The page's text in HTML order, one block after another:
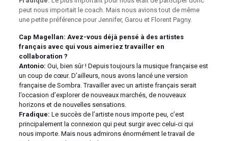
peut nous importait le coach. Mais nous avions tout de même
une petite préférence pour Jennifer, Garou et Florent Pagny.
Cap Magellan: Avez-vous déjà pensé à des artistes
français avec qui vous aimeriez travailler en
collaboration ?
Antonio: Oui, bien sûr ! Depuis toujours la musique française est
un coup de cœur. D’ailleurs, nous avons lancé une version
française de Sombra. Travailler avec un artiste français serait
l’occasion d’explorer de nouveaux marchés, de nouveaux
horizons et de nouvelles sensations.
Fradique: Le succès de l’artiste nous importe peu, c’est
principalement la connexion qui peut surgir avec celui-ci qui
nous importe. Mais nous admirons énormément le travail de